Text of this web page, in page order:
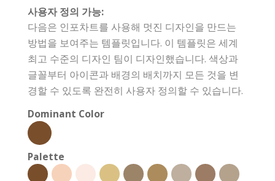
사용자 정의 가능:
다음은 인포차트를 사용해 멋진 디자인을 만드는
방법을 보여주는 템플릿입니다. 이 템플릿은 세계
최고 수준의 디자인 팀이 디자인했습니다. 색상과
글꼴부터 아이콘과 배경의 배치까지 모든 것을 변
경할 수 있도록 완전히 사용자 정의할 수 있습니다.
Dominant Color
Palette